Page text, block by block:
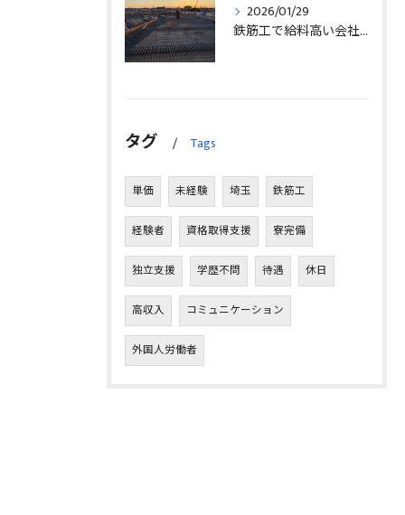
2026/01/29
鉄筋工で給料高い会社に転職したリアルなインタビュー事例を埼玉県三郷市で解説
タグ Tags
単価 未経験 埼玉 鉄筋工
経験者 資格取得支援 寮完備
独立支援 学歴不問 待遇 休日
高収入 コミュニケーション
外国人労働者